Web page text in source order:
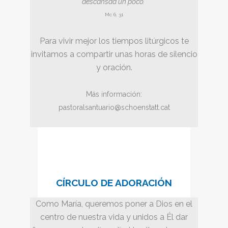
Mc 6, 31
Para vivir mejor los tiempos litúrgicos te
invitamos a compartir unas horas de silencio
y oración.
Más información:
pastoralsantuario@schoenstatt.cat
CÍRCULO DE ADORACIÓN
Como María, queremos poner a Dios en el
centro de nuestra vida y unidos a Él dar